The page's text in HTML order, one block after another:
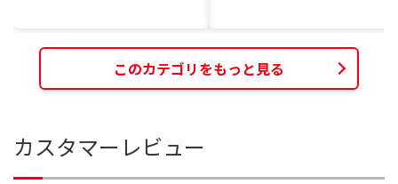
このカテゴリをもっと見る
カスタマーレビュー